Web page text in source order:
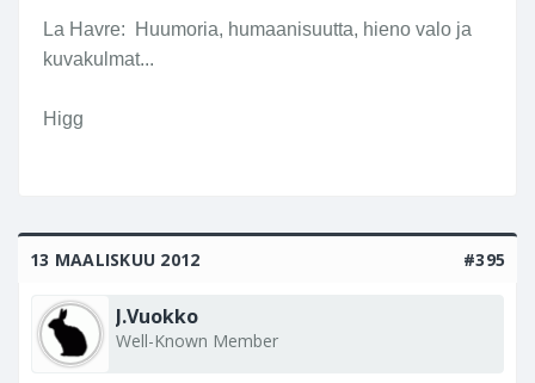
La Havre: Huumoria, humaanisuutta, hieno valo ja
kuvakulmat...
Higg
13 MAALISKUU 2012 #395
J.Vuokko
Well-Known Member